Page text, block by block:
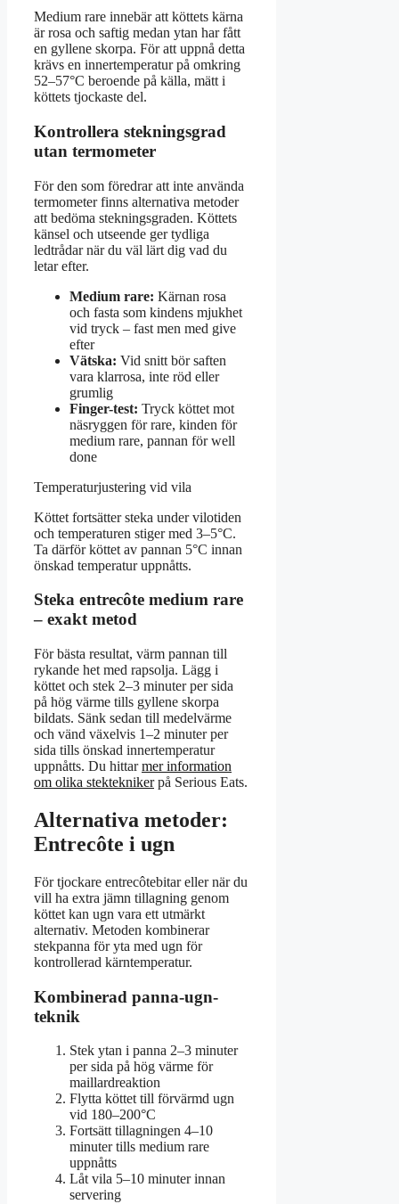
Medium rare innebär att köttets kärna
är rosa och saftig medan ytan har fått
en gyllene skorpa. För att uppnå detta
krävs en innertemperatur på omkring
52–57°C beroende på källa, mätt i
köttets tjockaste del.
Kontrollera stekningsgrad
utan termometer
För den som föredrar att inte använda
termometer finns alternativa metoder
att bedöma stekningsgraden. Köttets
känsel och utseende ger tydliga
ledtrådar när du väl lärt dig vad du
letar efter.
Medium rare: Kärnan rosa
och fasta som kindens mjukhet
vid tryck – fast men med give
efter
Vätska: Vid snitt bör saften
vara klarrosa, inte röd eller
grumlig
Finger-test: Tryck köttet mot
näsryggen för rare, kinden för
medium rare, pannan för well
done
Temperaturjustering vid vila
Köttet fortsätter steka under vilotiden
och temperaturen stiger med 3–5°C.
Ta därför köttet av pannan 5°C innan
önskad temperatur uppnåtts.
Steka entrecôte medium rare
– exakt metod
För bästa resultat, värm pannan till
rykande het med rapsolja. Lägg i
köttet och stek 2–3 minuter per sida
på hög värme tills gyllene skorpa
bildats. Sänk sedan till medelvärme
och vänd växelvis 1–2 minuter per
sida tills önskad innertemperatur
uppnåtts. Du hittarmer information
om olika stekteknikerpå Serious Eats.
Alternativa metoder:
Entrecôte i ugn
För tjockare entrecôtebitar eller när du
vill ha extra jämn tillagning genom
köttet kan ugn vara ett utmärkt
alternativ. Metoden kombinerar
stekpanna för yta med ugn för
kontrollerad kärntemperatur.
Kombinerad panna-ugn-
teknik
Stek ytan i panna 2–3 minuter
per sida på hög värme för
maillardreaktion
Flytta köttet till förvärmd ugn
vid 180–200°C
Fortsätt tillagningen 4–10
minuter tills medium rare
uppnåtts
Låt vila 5–10 minuter innan
servering